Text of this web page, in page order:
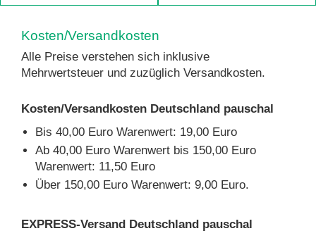
Kosten/Versandkosten
Alle Preise verstehen sich inklusive
Mehrwertsteuer und zuzüglich Versandkosten.
Kosten/Versandkosten Deutschland pauschal
Bis 40,00 Euro Warenwert: 19,00 Euro
Ab 40,00 Euro Warenwert bis 150,00 Euro
Warenwert: 11,50 Euro
Über 150,00 Euro Warenwert: 9,00 Euro.
EXPRESS-Versand Deutschland pauschal